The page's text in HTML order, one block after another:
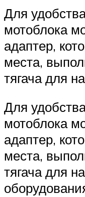
Для
мотоблока
адаптер,
места,
тягача для
Для
мотоблока
адаптер,
места,
тягача для